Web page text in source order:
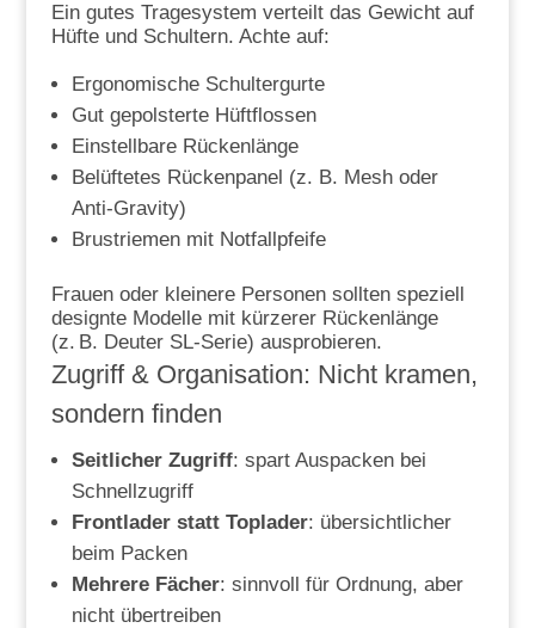
Ein gutes Tragesystem verteilt das Gewicht auf
Hüfte und Schultern. Achte auf:
Ergonomische Schultergurte
Gut gepolsterte Hüftflossen
Einstellbare Rückenlänge
Belüftetes Rückenpanel (z. B. Mesh oder
Anti-Gravity)
Brustriemen mit Notfallpfeife
Frauen oder kleinere Personen sollten speziell
designte Modelle mit kürzerer Rückenlänge
(z. B. Deuter SL-Serie) ausprobieren.
Zugriff & Organisation: Nicht kramen,
sondern finden
Seitlicher Zugriff: spart Auspacken bei
Schnellzugriff
Frontlader statt Toplader: übersichtlicher
beim Packen
Mehrere Fächer: sinnvoll für Ordnung, aber
nicht übertreiben